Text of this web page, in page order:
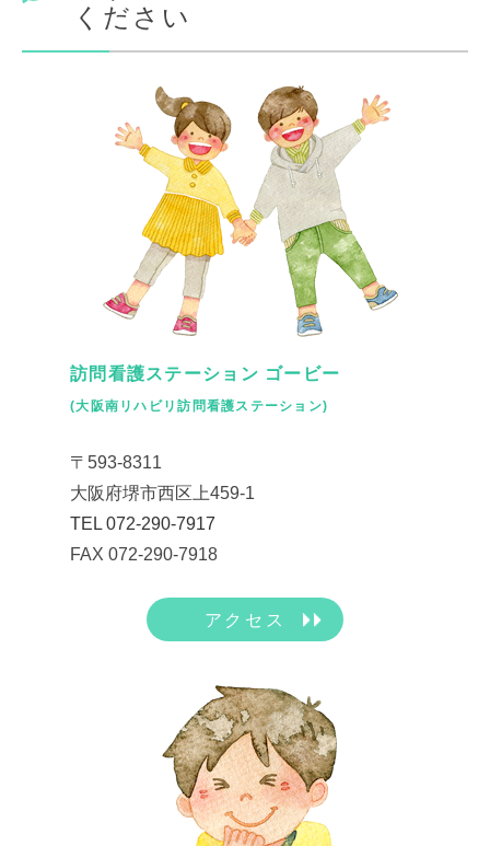
ください
訪問看護ステーション ゴービー
(大阪南リハビリ訪問看護ステーション)
〒593-8311
大阪府堺市西区上459-1
TEL 072-290-7917
FAX 072-290-7918
アクセス